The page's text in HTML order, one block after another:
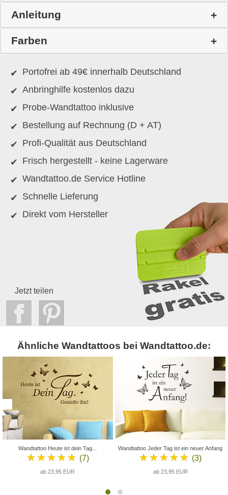
Anleitung
Farben
Portofrei ab 49€ innerhalb Deutschland
Anbringhilfe kostenlos dazu
Probe-Wandtattoo inklusive
Bestellung auf Rechnung (D + AT)
Profi-Qualität aus Deutschland
Frisch hergestellt - keine Lagerware
Wandtattoo.de Service Hotline
Schnelle Lieferung
Direkt vom Hersteller
Jetzt teilen
Ähnliche Wandtattoos bei Wandtattoo.de:
Wandtattoo Heute ist dein Tag...
★★★★★ (7)
ab 23,95 EUR
Wandtattoo Jeder Tag ist ein neuer Anfang
★★★★★ (3)
ab 23,95 EUR